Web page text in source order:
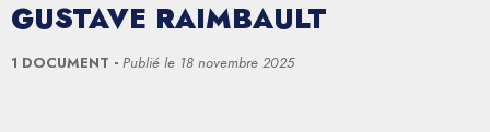
GUSTAVE RAIMBAULT
1 DOCUMENT Publié le 18 novembre 2025